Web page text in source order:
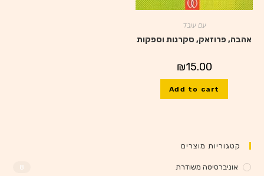
עם עובד
אהבה, פרוזאק, סקרנות וספקות
₪15.00
Add to cart
קטגוריות מוצרים
אוניברסיטה משודרת 8